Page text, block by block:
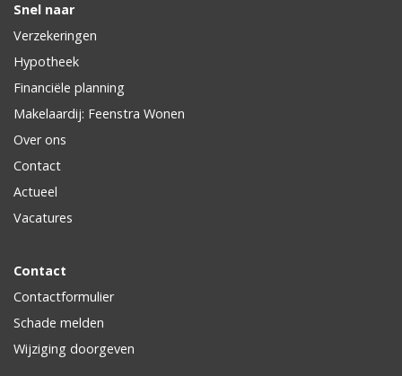
Snel naar
Verzekeringen
Hypotheek
Financiële planning
Makelaardij: Feenstra Wonen
Over ons
Contact
Actueel
Vacatures
Contact
Contactformulier
Schade melden
Wijziging doorgeven